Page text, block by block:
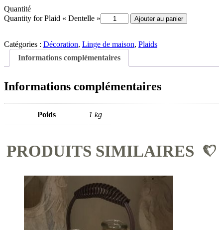
Quantité
Quantity for Plaid « Dentelle »
Ajouter au panier
Catégories : Décoration, Linge de maison, Plaids
Informations complémentaires
Informations complémentaires
Poids 1 kg
PRODUITS SIMILAIRES